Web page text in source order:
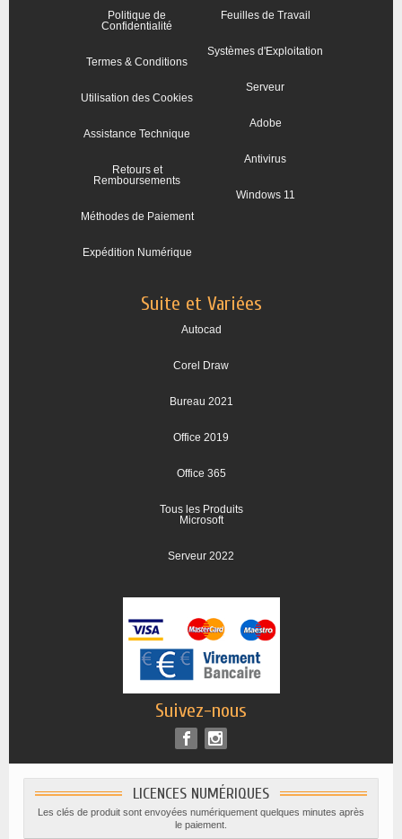
Politique de
Confidentialité
Termes & Conditions
Utilisation des Cookies
Assistance Technique
Retours et
Remboursements
Méthodes de Paiement
Expédition Numérique
Feuilles de Travail
Systèmes d'Exploitation
Serveur
Adobe
Antivirus
Windows 11
Suite et Variées
Autocad
Corel Draw
Bureau 2021
Office 2019
Office 365
Tous les Produits
Microsoft
Serveur 2022
Suivez-nous
LICENCES NUMÉRIQUES
Les clés de produit sont envoyées numériquement quelques minutes après
le paiement.